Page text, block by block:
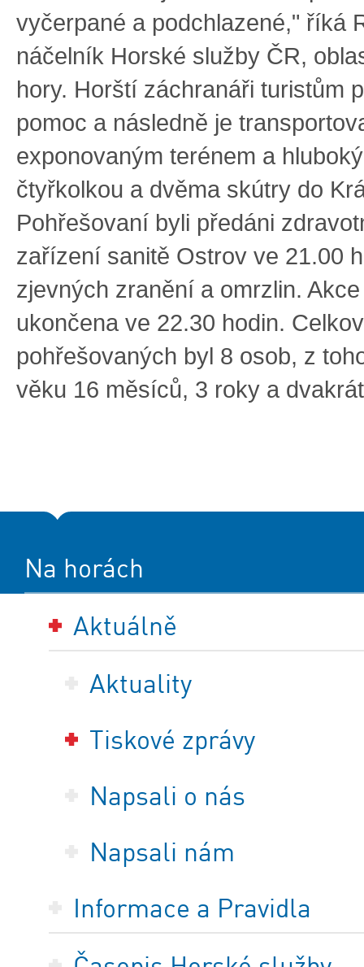
vyčerpané a podchlazené," říká
náčelník Horské služby ČR,
hory. Horští záchranáři turistům
pomoc a následně je
exponovaným terénem a
čtyřkolkou a dvěma skútry do
Pohřešovaní byli předáni
zařízení sanitě Ostrov ve 21.00
zjevných zranění a omrzlin.
ukončena ve 22.30 hodin.
pohřešovaných byl 8 osob, z
věku 16 měsíců, 3 roky a
Na horách
Aktuálně
Aktuality
Tiskové zprávy
Napsali o nás
Napsali nám
Informace a Pravidla